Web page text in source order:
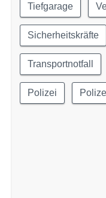
Tiefgarage
Sicherheitskräfte
Transportnotfall
Polizei